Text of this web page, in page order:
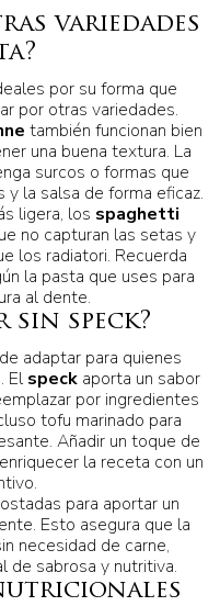
variedades
por su forma que
por otras variedades.
también funcionan bien
una buena textura. La
surcos o formas que
la salsa de forma eficaz.
ligera, los spaghetti
no capturan las setas y
los radiatori. Recuerda
la pasta que uses para
al dente.
sin speck?
adaptar para quienes
El speckaporta un sabor
por ingredientes
tofu marinado para
Añadir un toque de
la receta con un
para aportar un
Esto asegura que la
necesidad de carne,
de sabrosa y nutritiva.